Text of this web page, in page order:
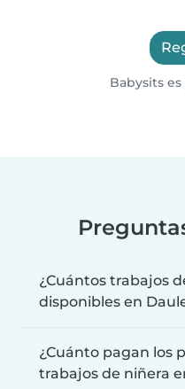
Babysits
¿Cuántos trabajos
disponibles en
¿Cuánto pagan los
trabajos de niñera